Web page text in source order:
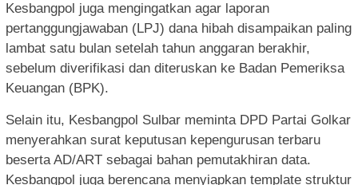
Kesbangpol juga mengingatkan agar laporan
pertanggungjawaban (LPJ) dana hibah disampaikan paling
lambat satu bulan setelah tahun anggaran berakhir,
sebelum diverifikasi dan diteruskan ke Badan Pemeriksa
Keuangan (BPK).
Selain itu, Kesbangpol Sulbar meminta DPD Partai Golkar
menyerahkan surat keputusan kepengurusan terbaru
beserta AD/ART sebagai bahan pemutakhiran data.
Kesbangpol juga berencana menyiapkan template struktur